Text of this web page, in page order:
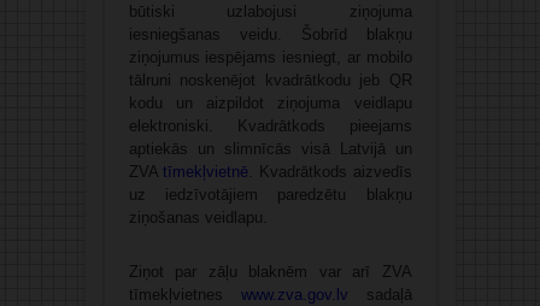
būtiski uzlabojusi ziņojuma
iesniegšanas veidu. Šobrīd blakņu
ziņojumus iespējams iesniegt, ar mobilo
tālruni noskenējot kvadrātkodu jeb QR
kodu un aizpildot ziņojuma veidlapu
elektroniski. Kvadrātkods pieejams
aptiekās un slimnīcās visā Latvijā un
ZVAtīmekļvietnē
Kvadrātkods aizvedīs
uz iedzīvotājiem paredzētu blakņu
ziņošanas veidlapu.
Ziņot par zāļu blaknēm var arī ZVA
tīmekļvietnes www.zva.gov.lv sadaļā